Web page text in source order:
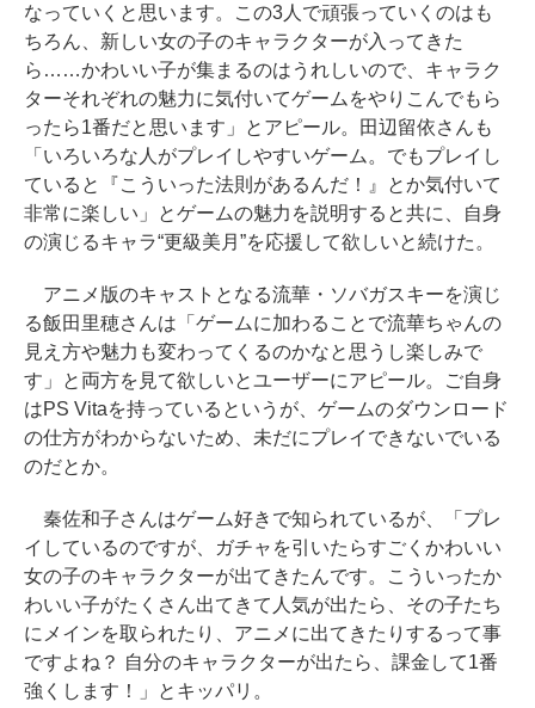
なっていくと思います。この3人で頑張っていくのはも
ちろん、新しい女の子のキャラクターが入ってきた
ら……かわいい子が集まるのはうれしいので、キャラク
ターそれぞれの魅力に気付いてゲームをやりこんでもら
ったら1番だと思います」とアピール。田辺留依さんも
「いろいろな人がプレイしやすいゲーム。でもプレイし
ていると『こういった法則があるんだ！』とか気付いて
非常に楽しい」とゲームの魅力を説明すると共に、自身
の演じるキャラ“更級美月”を応援して欲しいと続けた。
アニメ版のキャストとなる流華・ソバガスキーを演じ
る飯田里穂さんは「ゲームに加わることで流華ちゃんの
見え方や魅力も変わってくるのかなと思うし楽しみで
す」と両方を見て欲しいとユーザーにアピール。ご自身
はPS Vitaを持っているというが、ゲームのダウンロード
の仕方がわからないため、未だにプレイできないでいる
のだとか。
秦佐和子さんはゲーム好きで知られているが、「プレ
イしているのですが、ガチャを引いたらすごくかわいい
女の子のキャラクターが出てきたんです。こういったか
わいい子がたくさん出てきて人気が出たら、その子たち
にメインを取られたり、アニメに出てきたりするって事
ですよね？ 自分のキャラクターが出たら、課金して1番
強くします！」とキッパリ。